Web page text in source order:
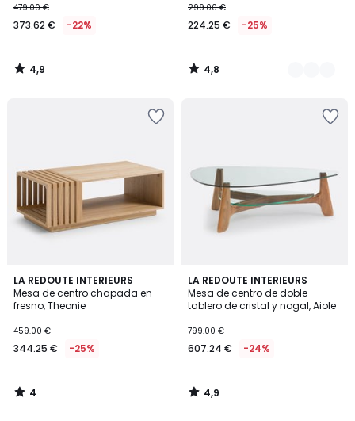
479.00 €
373.62 € -22%
4,9
/
299.00 €
224.25 € -25%
4,8
/
LA REDOUTE INTERIEURS
Mesa de centro chapada en
fresno, Theonie
459.00 €
344.25 € -25%
4
/
5
4
/
LA REDOUTE INTERIEURS
Mesa de centro de doble
tablero de cristal y nogal, Aiole
799.00 €
607.24 € -24%
4,9
/ 5
4,9
/